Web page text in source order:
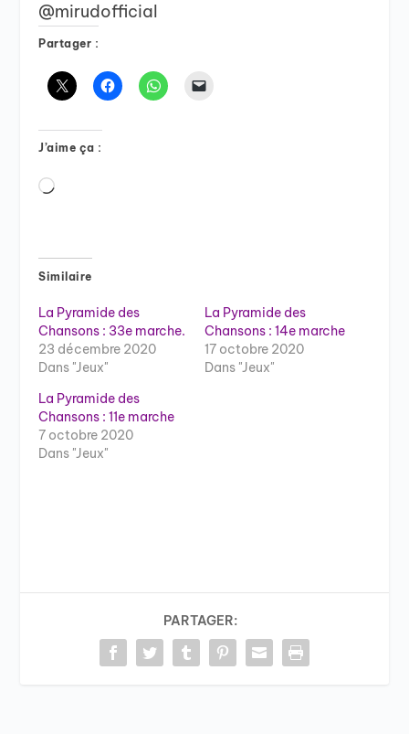
@mirudofficial
Partager :
J’aime ça :
Chargement…
Similaire
La Pyramide des
Chansons : 33e marche.
23 décembre 2020
Dans "Jeux"
La Pyramide des
Chansons : 14e marche
17 octobre 2020
Dans "Jeux"
La Pyramide des
Chansons : 11e marche
7 octobre 2020
Dans "Jeux"
PARTAGER: